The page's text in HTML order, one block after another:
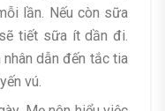
lần. Nếu còn sữa
tiết sữa ít dần đi.
dẫn đến tắc tia
vú.